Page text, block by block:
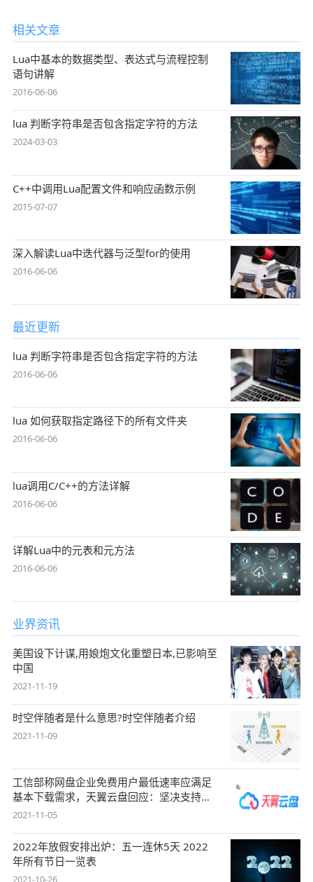
相关文章
Lua中基本的数据类型、表达式与流程控制
语句讲解
2016-06-06
lua 判断字符串是否包含指定字符的方法
2024-03-03
C++中调用Lua配置文件和响应函数示例
2015-07-07
深入解读Lua中迭代器与泛型for的使用
2016-06-06
最近更新
lua 判断字符串是否包含指定字符的方法
2016-06-06
lua 如何获取指定路径下的所有文件夹
2016-06-06
lua调用C/C++的方法详解
2016-06-06
详解Lua中的元表和元方法
2016-06-06
业界资讯
美国设下计谋,用娘炮文化重塑日本,已影响至
中国
2021-11-19
时空伴随者是什么意思?时空伴随者介绍
2021-11-09
工信部称网盘企业免费用户最低速率应满足
基本下载需求，天翼云盘回应：坚决支持，
始终
2021-11-05
2022年放假安排出炉：五一连休5天 2022
年所有节日一览表
2021-10-26